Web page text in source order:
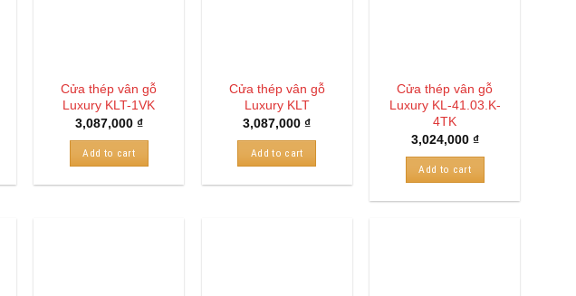
Cửa thép vân gỗ
Luxury KLT-1VK
3,087,000 ₫
Add to cart
Cửa thép vân gỗ
Luxury KLT
3,087,000₫
Add to cart
Cửa thép vân gỗ
Luxury KL-41.03.K-
4TK
3,024,000 ₫
Add to cart